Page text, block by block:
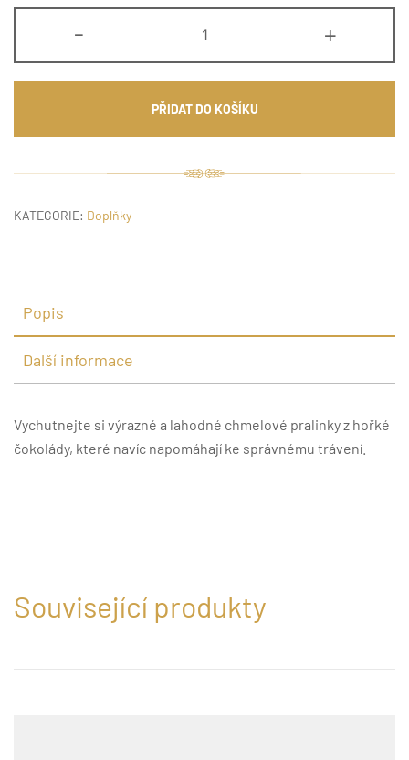
-
pralinky
množství
+
PŘIDAT DO KOŠÍKU
KATEGORIE: Doplňky
Popis
Další informace
Vychutnejte si výrazné a lahodné chmelové pralinky z hořké
čokolády, které navíc napomáhají ke správnému trávení.
Související produkty